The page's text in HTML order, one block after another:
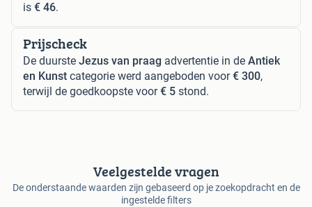
is € 46.
Prijscheck
De duurste Jezus van praag advertentie in de Antiek
en Kunst categorie werd aangeboden voor€ 300,
terwijl de goedkoopste voor€ 5 stond.
Veelgestelde vragen
De onderstaande waarden zijn gebaseerd op je zoekopdracht en de
ingestelde filters